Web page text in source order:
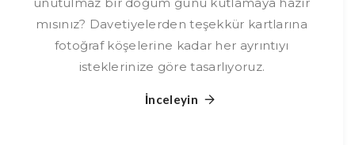
mısınız? Davetiyelerden teşekkür kartlarına
fotoğraf köşelerine kadar her ayrıntıyı
isteklerinize göre tasarlıyoruz.
İnceleyin